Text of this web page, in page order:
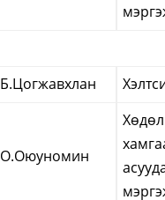
Б.Цогжавхлан
О.Оюуномин